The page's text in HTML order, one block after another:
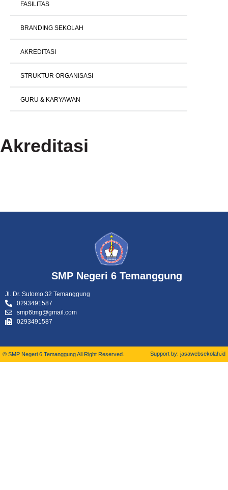
FASILITAS
BRANDING SEKOLAH
AKREDITASI
STRUKTUR ORGANISASI
GURU & KARYAWAN
Akreditasi
SMP Negeri 6 Temanggung
Jl. Dr. Sutomo 32 Temanggung
0293491587
smp6tmg@gmail.com
0293491587
© SMP Negeri 6 Temanggung All Right Reserved. Support by: jasawebsekolah.id